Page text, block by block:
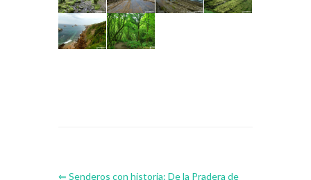
⇐ Senderos con historia: De la Pradera de